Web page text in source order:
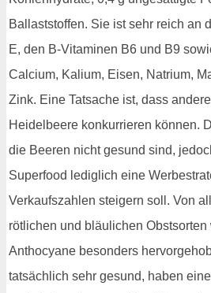
Ballaststoffen. Sie ist sehr reich an
E, den B-Vitaminen B6 und B9
Calcium, Kalium, Eisen, Natrium,
Zink. Eine Tatsache ist, dass
Heidelbeere konkurrieren können.
die Beeren nicht gesund sind,
Superfood lediglich eine
Verkaufszahlen steigern soll. Von
rötlichen und bläulichen Obstsorten
Anthocyane besonders
tatsächlich sehr gesund, haben